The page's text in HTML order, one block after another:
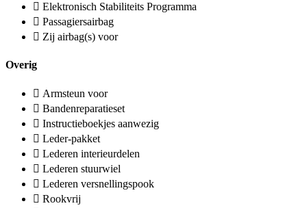
Elektronisch Stabiliteits Programma
Passagiersairbag
Zij airbag(s) voor
Overig
Armsteun voor
Bandenreparatieset
Instructieboekjes aanwezig
Leder-pakket
Lederen interieurdelen
Lederen stuurwiel
Lederen versnellingspook
Rookvrij